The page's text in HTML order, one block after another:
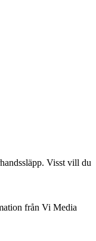
Visst vill du
från Vi Media